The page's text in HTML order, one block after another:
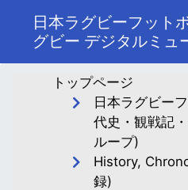
日本ラグビーフット
グビー デジタルミュ
トップページ
日本ラグビー
代史・観戦記
ループ)
History,
録)